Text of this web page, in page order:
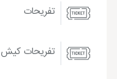
تفریحات
تفریحات کیش